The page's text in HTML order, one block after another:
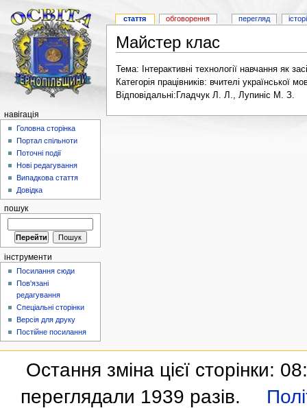
Майстер клас
Тема: Інтерактивні технології навчання як
Категорія працівників: вчителі української
Відповідальні:Гладчук Л. Л., Лупиніс М. З.
стаття обговорення перегляд
навігація
Головна сторінка
Портал спільноти
Поточні події
Нові редагування
Випадкова стаття
Довідка
пошук
інструменти
Посилання сюди
Пов'язані
редагування
Спеціальні сторінки
Версія для друку
Постійне посилання
Остання зміна цієї сторінки:
переглядали 1939 разів.